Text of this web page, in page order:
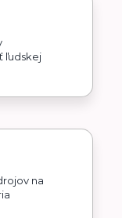
ľudskej
na